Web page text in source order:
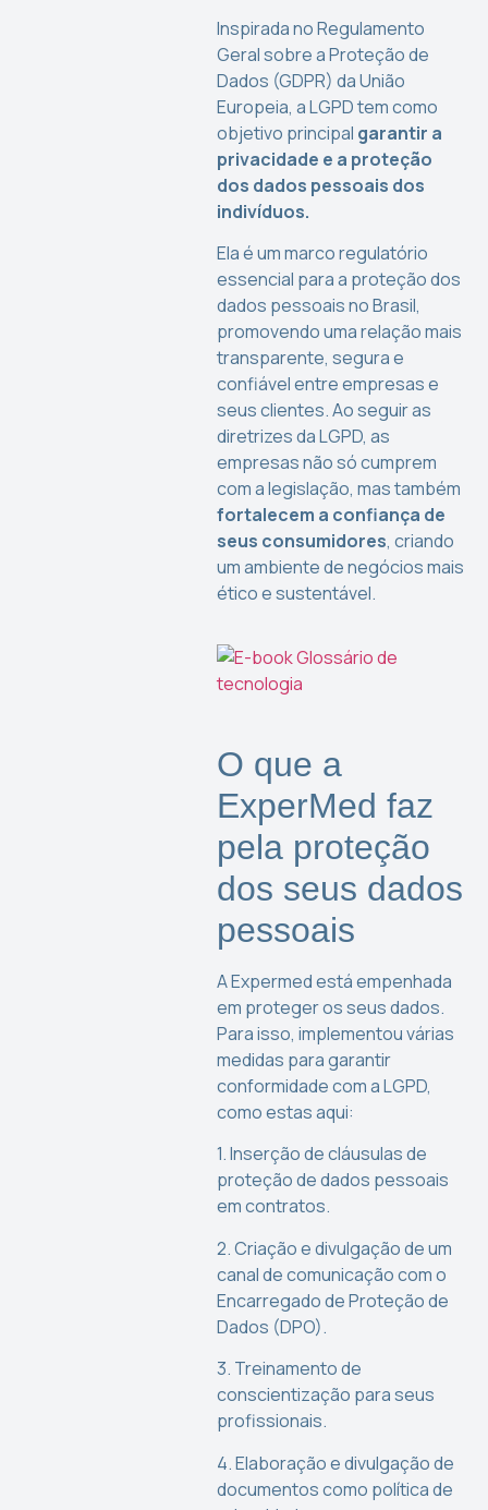
Inspirada no Regulamento
Geral sobre a Proteção de
Dados (GDPR) da União
Europeia, a LGPD tem como
objetivo principal garantir a
privacidade e a proteção
dos dados pessoais dos
indivíduos.
Ela é um marco regulatório
essencial para a proteção dos
dados pessoais no Brasil,
promovendo uma relação mais
transparente, segura e
confiável entre empresas e
seus clientes. Ao seguir as
diretrizes da LGPD, as
empresas não só cumprem
com a legislação, mas também
fortalecem a confiança de
seus consumidores, criando
um ambiente de negócios mais
ético e sustentável.
O que a
ExperMed faz
pela proteção
dos seus dados
pessoais
A Expermed está empenhada
em proteger os seus dados.
Para isso, implementou várias
medidas para garantir
conformidade com a LGPD,
como estas aqui:
1. Inserção de cláusulas de
proteção de dados pessoais
em contratos.
2. Criação e divulgação de um
canal de comunicação com o
Encarregado de Proteção de
Dados (DPO).
3. Treinamento de
conscientização para seus
profissionais.
4. Elaboração e divulgação de
documentos como política de